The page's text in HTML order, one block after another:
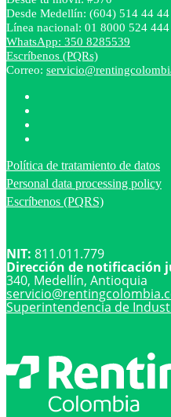
Desde Medellín: (604) 514 44 44
Línea nacional: 01 8000 524 444
WhatsApp: 350 8285539
Escríbenos (PQRs)
Correo:
Política de tratamiento de datos
Personal data processing policy
Escríbenos (PQRS)
NIT: 811.011.779
Dirección de notificación
340, Medellín, Antioquia
servicio@
Superintendencia de